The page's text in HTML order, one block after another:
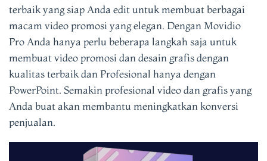
terbaik yang siap Anda edit untuk membuat berbagai
macam video promosi yang elegan. Dengan Movidio
Pro Anda hanya perlu beberapa langkah saja untuk
membuat video promosi dan desain grafis dengan
kualitas terbaik dan Profesional hanya dengan
PowerPoint. Semakin profesional video dan grafis yang
Anda buat akan membantu meningkatkan konversi
penjualan.